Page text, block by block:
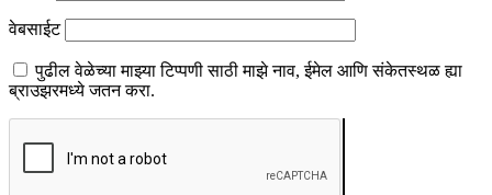
वेबसाईट
पुढील वेळेच्या माझ्या टिप्पणी साठी माझे नाव, ईमेल आणि संकेतस्थळ ह्या
ब्राउझरमध्ये जतन करा.